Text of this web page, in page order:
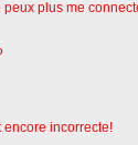
plus me
encore incorrecte!